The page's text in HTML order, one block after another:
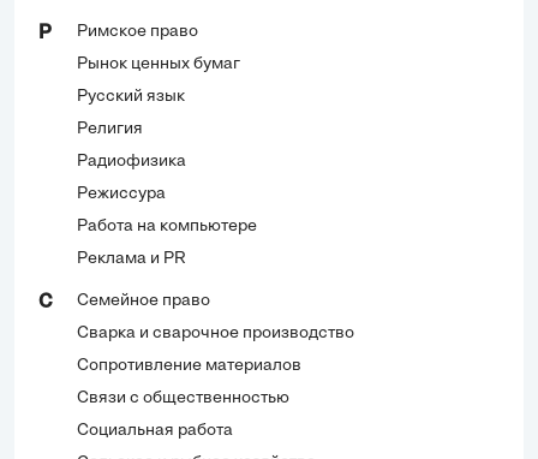
Р
Римское право
Рынок ценных бумаг
Русский язык
Религия
Радиофизика
Режиссура
Работа на компьютере
Реклама и PR
С
Семейное право
Сварка и сварочное производство
Сопротивление материалов
Связи с общественностью
Социальная работа